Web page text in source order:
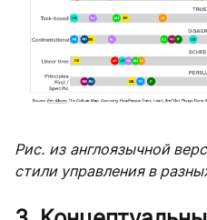
Рис. из англоязычной
стили управления в